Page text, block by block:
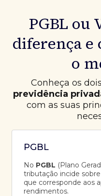
PGBL ou
diferença e
o
Conheça os
previdência
com as suas
PGBL
No PGBL (Plano
tributação incide
que corresponde aos
rendimentos.